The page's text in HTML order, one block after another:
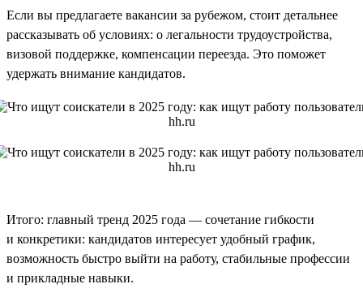
Если вы предлагаете вакансии за рубежом, стоит детальнее
рассказывать об условиях: о легальности трудоустройства,
визовой поддержке, компенсации переезда. Это поможет
удержать внимание кандидатов.
Итого: главный тренд 2025 года — сочетание гибкости
и конкретики: кандидатов интересует удобный график,
возможность быстро выйти на работу, стабильные профессии
и прикладные навыки.